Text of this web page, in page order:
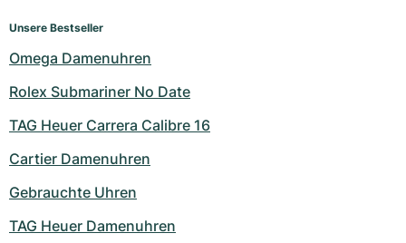
Unsere Bestseller
Omega Damenuhren
Rolex Submariner No Date
TAG Heuer Carrera Calibre 16
Cartier Damenuhren
Gebrauchte Uhren
TAG Heuer Damenuhren